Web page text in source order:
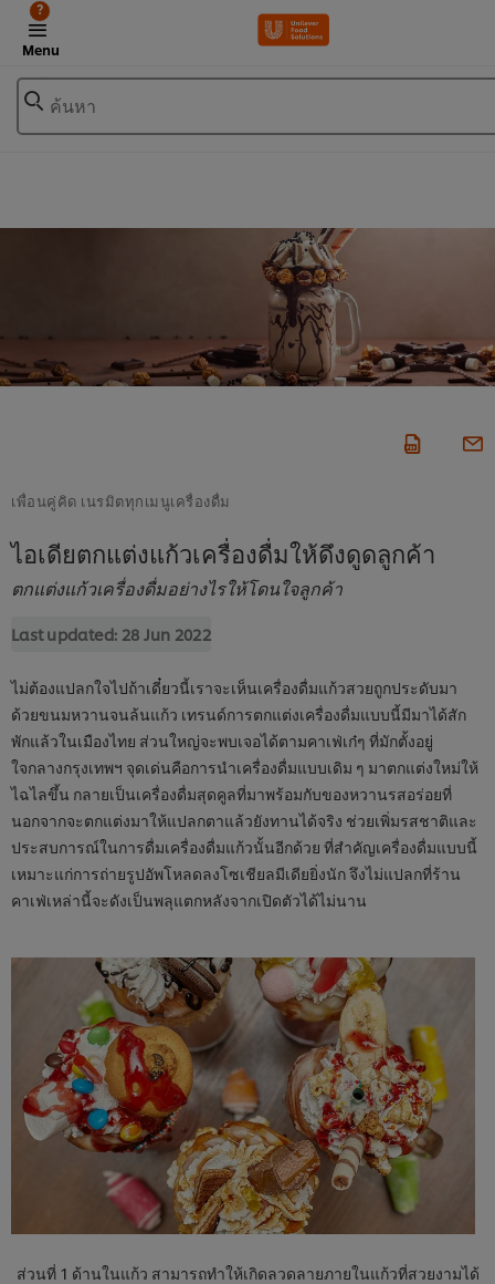
Menu
?
ค้นหา
เพื่อนคู่คิด เนรมิตทุกเมนูเครื่องดื่ม
ไอเดียตกแต่งแก้วเครื่องดื่มให้ดึงดูดลูกค้า
ตกแต่งแก้วเครื่องดื่มอย่างไรให้โดนใจลูกค้า
Last updated: 28 Jun 2022
ไม่ต้องแปลกใจไปถ้าเดี๋ยวนี้เราจะเห็นเครื่องดื่มแก้วสวยถูกประดับมา
ด้วยขนมหวานจนล้นแก้ว เทรนด์การตกแต่งเครื่องดื่มแบบนี้มีมาได้สัก
พักแล้วในเมืองไทย ส่วนใหญ่จะพบเจอได้ตามคาเฟ่เก๋ๆ ที่มักตั้งอยู่
ใจกลางกรุงเทพฯ จุดเด่นคือการนำเครื่องดื่มแบบเดิม ๆ มาตกแต่งใหม่ให้
ไฉไลขึ้น กลายเป็นเครื่องดื่มสุดคูลที่มาพร้อมกับของหวานรสอร่อยที่
นอกจากจะตกแต่งมาให้แปลกตาแล้วยังทานได้จริง ช่วยเพิ่มรสชาติและ
ประสบการณ์ในการดื่มเครื่องดื่มแก้วนั้นอีกด้วย ที่สำคัญเครื่องดื่มแบบนี้
เหมาะแก่การถ่ายรูปอัพโหลดลงโซเชียลมีเดียยิ่งนัก จึงไม่แปลกที่ร้าน
คาเฟ่เหล่านี้จะดังเป็นพลุแตกหลังจากเปิดตัวได้ไม่นาน
ส่วนที่ 1 ด้านในแก้ว สามารถทำให้เกิดลวดลายภายในแก้วที่สวยงามได้